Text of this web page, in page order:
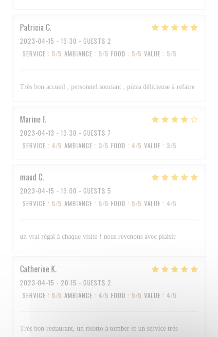
Patricia C
2023-04-15 - 19:30 - GUESTS 2
SERVICE : 5/5 AMBIANCE : 5/5 FOOD : 5/5 VALUE : 5/5
Très bon accueil , personnel souriant , pizza délicieuse à refaire
Marine F
2023-04-13 - 19:30 - GUESTS 7
SERVICE : 4/5 AMBIANCE : 3/5 FOOD : 4/5 VALUE : 3/5
maud C
2023-04-15 - 19:00 - GUESTS 5
SERVICE : 5/5 AMBIANCE : 5/5 FOOD : 5/5 VALUE : 4/5
un vrai régal à chaque visite ! nous revenons avec plaisir
Catherine K
2023-04-15 - 20:15 - GUESTS 2
SERVICE : 5/5 AMBIANCE : 4/5 FOOD : 5/5 VALUE : 4/5
Très bon restaurant, un risotto à tomber et un service très